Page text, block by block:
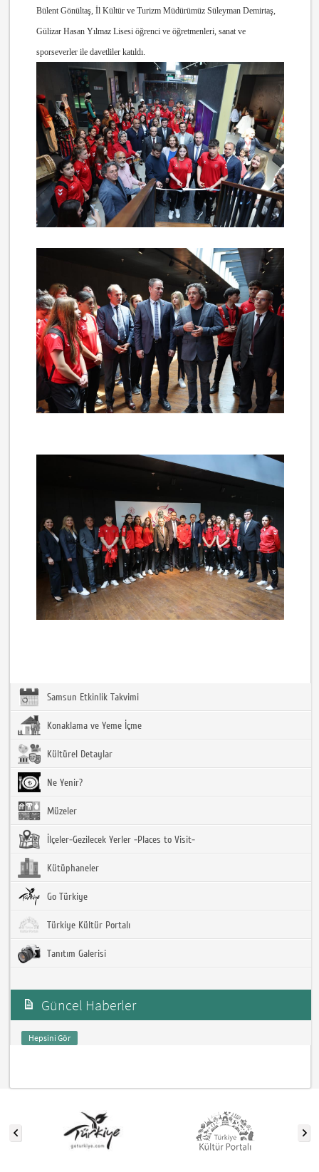
Bülent Gönültaş, İl Kültür ve Turizm Müdürümüz Süleyman Demirtaş,
Gülizar Hasan Yılmaz Lisesi öğrenci ve öğretmenleri, sanat ve
sporseverler ile davetliler katıldı.
Samsun Etkinlik Takvimi
Konaklama ve Yeme İçme
Kültürel Detaylar
Ne Yenir?
Müzeler
İlçeler-Gezilecek Yerler -Places to Visit-
Kütüphaneler
Go Türkiye
Türkiye Kültür Portalı
Tanıtım Galerisi
Güncel Haberler
Hepsini Gör